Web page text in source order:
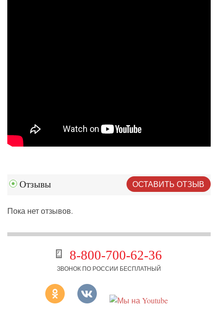
Отзывы ОСТАВИТЬ ОТЗЫВ
Пока нет отзывов.
8-800-700-62-36
ЗВОНОК ПО РОССИИ БЕСПЛАТНЫЙ